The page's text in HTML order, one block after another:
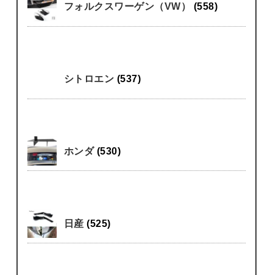
フォルクスワーゲン（VW） (558)
シトロエン (537)
ホンダ (530)
日産(525)